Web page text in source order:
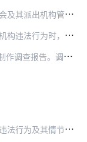
应当依法及时向有关部门移送处理。
法行为及其责任一并进行调查认定。
报告应当载明以下事项：
证据，证据应当符合以下要求：